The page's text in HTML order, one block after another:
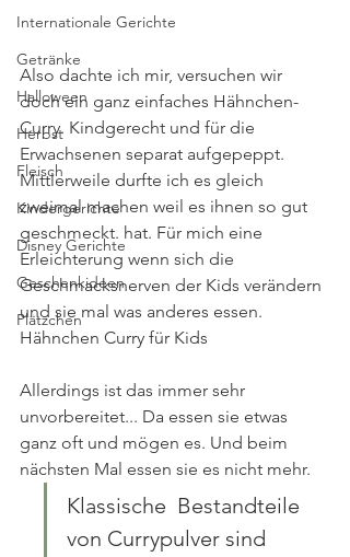
Internationale Gerichte
Getränke
Halloween
Herbst
Fleisch
Kindergerichte
Disney Gerichte
Geschenkideen
Plätzchen
Also dachte ich mir, versuchen wir
doch ein ganz einfaches Hähnchen-
Curry. Kindgerecht und für die
Erwachsenen separat aufgepeppt.
Mittlerweile durfte ich es gleich
zweimal machen weil es ihnen so gut
geschmeckt. hat. Für mich eine
Erleichterung wenn sich die
Geschmacksnerven der Kids verändern
und sie mal was anderes essen.
Hähnchen Curry für Kids
Allerdings ist das immer sehr
unvorbereitet... Da essen sie etwas
ganz oft und mögen es. Und beim
nächsten Mal essen sie es nicht mehr.
Klassische  Bestandteile
von Currypulver sind